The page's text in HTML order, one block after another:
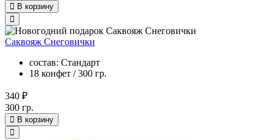
В корзину
Саквояж Снеговички
состав: Стандарт
18 конфет / 300 гр.
340 ₽
300 гр.
В корзину